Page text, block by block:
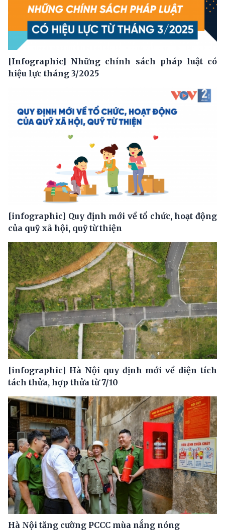
[Infographic] Những chính sách pháp luật có
hiệu lực tháng 3/2025
[infographic] Quy định mới về tổ chức, hoạt động
của quỹ xã hội, quỹ từ thiện
[infographic] Hà Nội quy định mới về diện tích
tách thửa, hợp thửa từ 7/10
Hà Nội tăng cường PCCC mùa nắng nóng